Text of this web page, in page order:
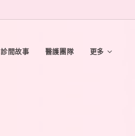
診間故事 醫護團隊 更多